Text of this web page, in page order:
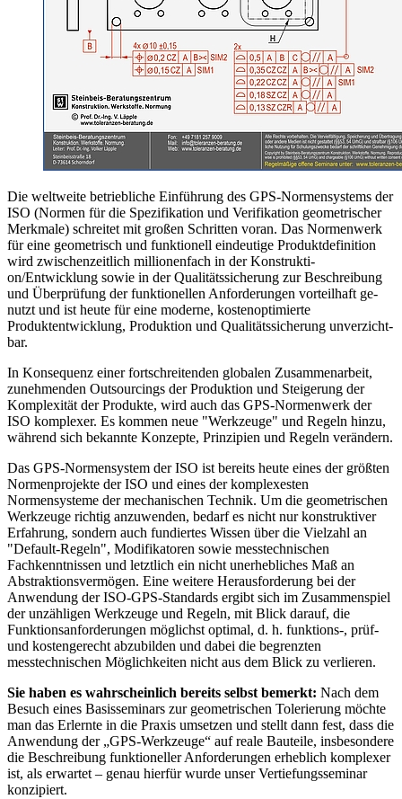
Die weltweite betriebliche Einführung des GPS-Nor­mensys­tems der
ISO (Normen für die Spezifikation und Ve­rifikation geometrischer
Merkmale) schreitet mit gro­ßen Schritten voran. Das Normen­werk
für eine geo­met­risch und funktionell eindeutige Produktdefinition
wird zwischenzeit­lich millionenfach in der Kon­struk­ti­
on/Entwicklung sowie in der Quali­tätssi­cherung zur Be­schreibung
und Überprüfung der funktionellen An­for­derun­gen vor­teilhaft ge­
nutzt und ist heute für eine mo­derne, kostenopti­mierte
Produktentwick­lung, Pro­duk­tion und Qualitäts­sicherung unverzicht­
bar.
In Konsequenz einer fortschreitenden globalen Zu­sam­menarbeit,
zuneh­men­den Outsour­cings der Pro­duktion und Stei­gerung der
Komplexität der Produkte, wird auch das GPS-Normenwerk der
ISO kom­plexer. Es kom­men neue "Werkzeuge" und Regeln hinzu,
wäh­rend sich bekannte Konzepte, Prin­zipien und Re­geln verän­dern.
Das GPS-Normensystem der ISO ist bereits heute eines der größten
Normenprojekte der ISO und eines der komplexes­ten
Normensysteme der me­chanischen Technik. Um die geometrischen
Werk­zeuge richtig an­zuwenden, bedarf es nicht nur kon­struktiver
Erfah­rung, sondern auch fundiertes Wissen über die Vielzahl an
"Default-Regeln", Modifikatoren sowie messtechni­schen
Fachkenntnissen und letztlich ein nicht unerheb­liches Maß an
Abstrak­tionsvermö­gen. Eine weitere Herausforderung bei der
Anwen­dung der ISO-GPS-Standards ergibt sich im Zusammen­spiel
der unzäh­ligen Werkzeuge und Regeln, mit Blick darauf, die
Funktions­anforderungen möglichst opti­mal, d. h. fun­k­tions-, prüf-
und kostengerecht ab­zubil­den und dabei die be­grenzten
messtechnischen Mög­lichkeiten nicht aus dem Blick zu verlieren.
Sie haben es wahrscheinlich bereits selbst bemerkt: Nach dem
Besuch eines Basisseminars zur geometrischen Tolerierung möchte
man das Erlernte in die Praxis umsetzen und stellt dann fest, dass die
Anwendung der „GPS-Werkzeuge“ auf reale Bauteile, insbesondere
die Beschreibung funktioneller Anforderungen erheblich komplexer
ist, als erwartet – genau hierfür wurde unser Vertiefungsseminar
konzipiert.